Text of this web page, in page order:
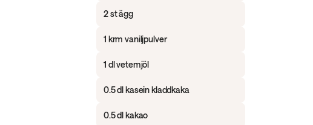
2 st ägg
1 krm vaniljpulver
1 dl vetemjöl
0.5 dl kasein kladdkaka
0.5 dl kakao